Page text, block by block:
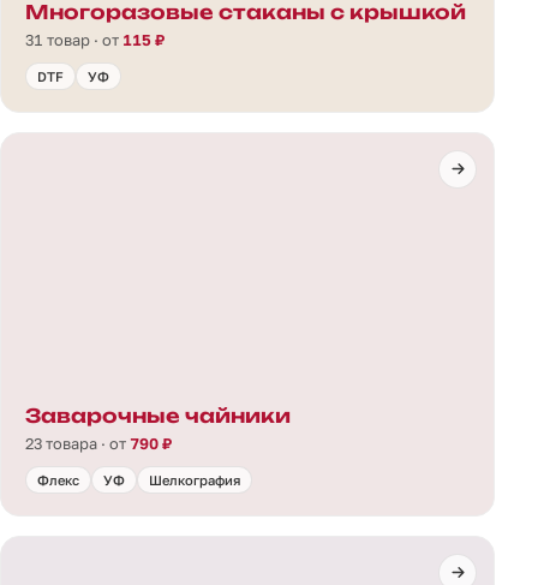
Многоразовые стаканы с крышкой
31 товар · от 115 ₽
DTF УФ
Заварочные чайники
23 товара · от 790 ₽
Флекс УФ Шелкография